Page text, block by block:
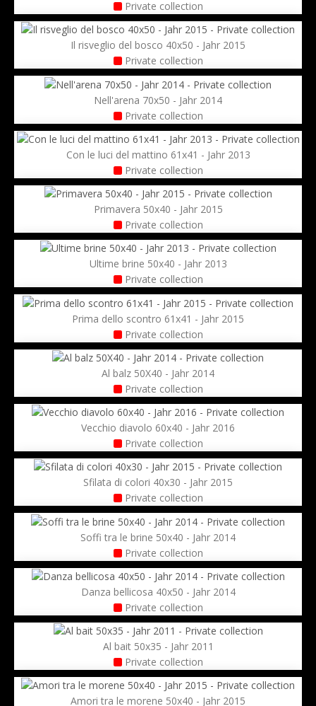
Private collection
Il risveglio del bosco 40x50 - Jahr 2015
Private collection
Nell'arena 70x50 - Jahr 2014
Private collection
Con le luci del mattino 61x41 - Jahr 2013
Private collection
Primavera 50x40 - Jahr 2015
Private collection
Ultime brine 50x40 - Jahr 2013
Private collection
Prima dello scontro 61x41 - Jahr 2015
Private collection
Al balz 50X40 - Jahr 2014
Private collection
Vecchio diavolo 60x40 - Jahr 2016
Private collection
Sfilata di colori 40x30 - Jahr 2015
Private collection
Soffi tra le brine 50x40 - Jahr 2014
Private collection
Danza bellicosa 40x50 - Jahr 2014
Private collection
Al bait 50x35 - Jahr 2011
Private collection
Amori tra le morene 50x40 - Jahr 2015